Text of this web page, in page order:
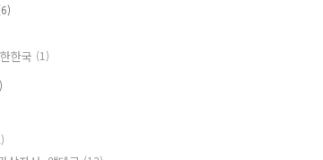
한국 (1)